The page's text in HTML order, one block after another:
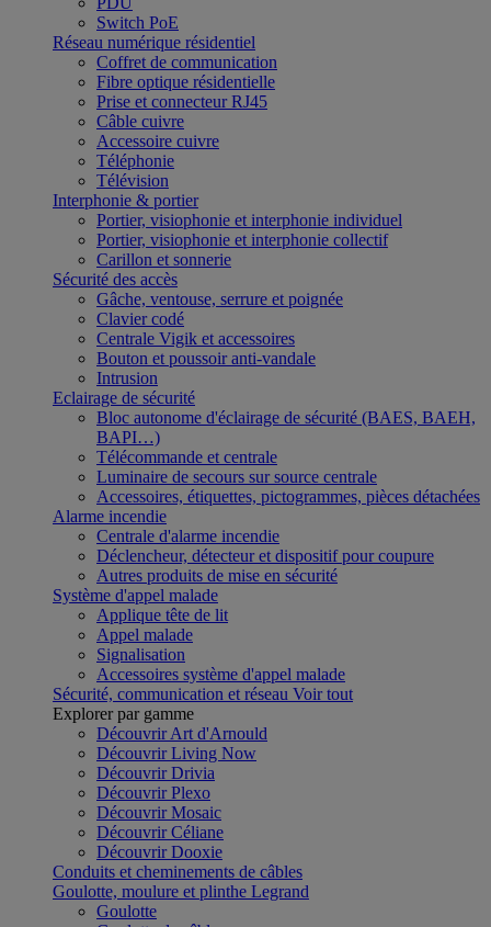
Switch PoE
Réseau numérique résidentiel
Coffret de communication
Fibre optique résidentielle
Prise et connecteur RJ45
Câble cuivre
Accessoire cuivre
Téléphonie
Télévision
Interphonie & portier
Portier, visiophonie et interphonie individuel
Portier, visiophonie et interphonie collectif
Carillon et sonnerie
Sécurité des accès
Gâche, ventouse, serrure et poignée
Clavier codé
Centrale Vigik et accessoires
Bouton et poussoir anti-vandale
Intrusion
Eclairage de sécurité
Bloc autonome d'éclairage de sécurité (BAES, BAEH,
BAPI…)
Télécommande et centrale
Luminaire de secours sur source centrale
Accessoires, étiquettes, pictogrammes, pièces détachées
Alarme incendie
Centrale d'alarme incendie
Déclencheur, détecteur et dispositif pour coupure
Autres produits de mise en sécurité
Système d'appel malade
Applique tête de lit
Appel malade
Signalisation
Accessoires système d'appel malade
Sécurité, communication et réseau Voir tout
Explorer par gamme
Découvrir Art d'Arnould
Découvrir Living Now
Découvrir Drivia
Découvrir Plexo
Découvrir Mosaic
Découvrir Céliane
Découvrir Dooxie
Conduits et cheminements de câbles
Goulotte, moulure et plinthe Legrand
Goulotte